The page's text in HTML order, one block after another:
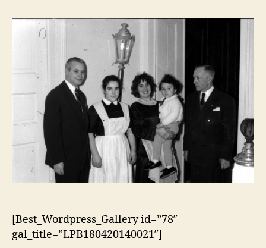
[Best_Wordpress_Gallery id=”78″
gal_title=”LPB180420140021″]